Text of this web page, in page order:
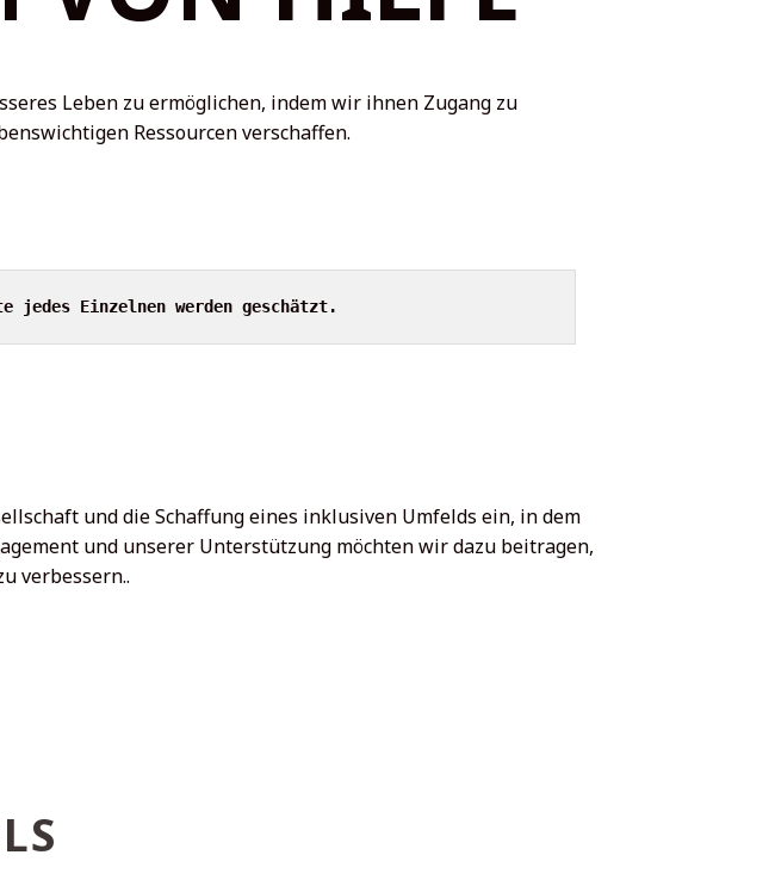
Einsatz von altbewährten Heilpflanzen in Kombination
Leben zu ermöglichen, indem wir ihnen Zugang zu
Ressourcen verschaffen.
jedes Einzelnen werden geschätzt.
und die Schaffung eines inklusiven Umfelds ein, in dem
und unserer Unterstützung möchten wir dazu beitragen,
verbessern..